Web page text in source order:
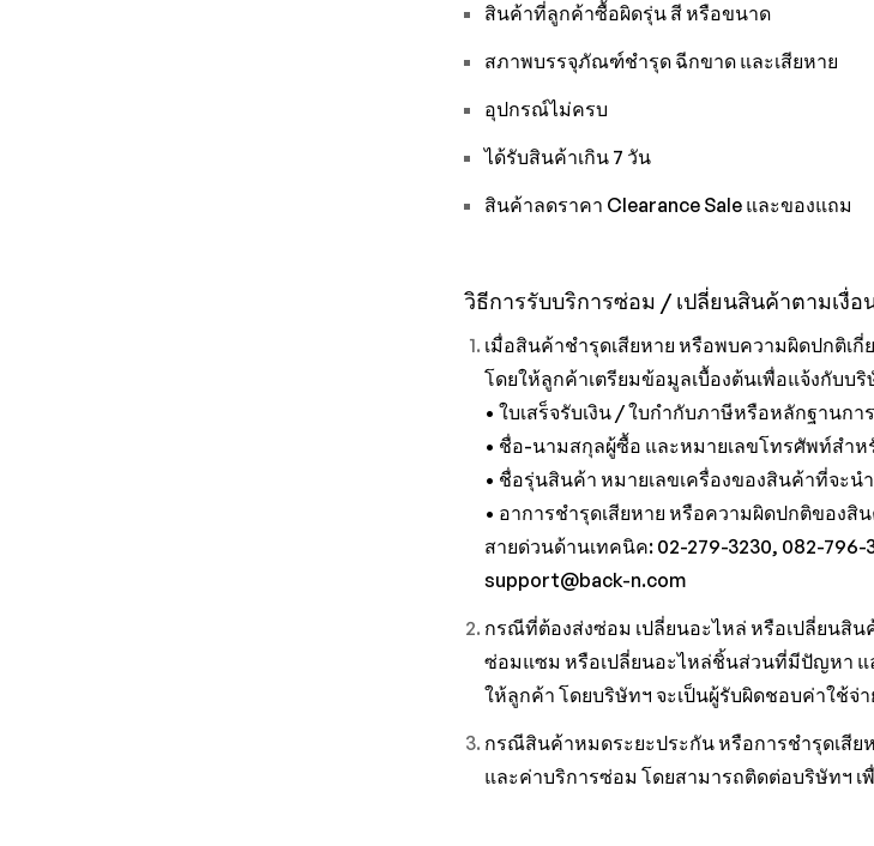
สินค้าที่ลูกค้าซื้อผิดรุ่น สี หรือขนาด
สภาพบรรจุภัณฑ์ชำรุด ฉีกขาด และเสียหาย
อุปกรณ์ไม่ครบ
ได้รับสินค้าเกิน 7 วัน
สินค้าลดราคา Clearance Sale และของแถม
วิธีการรับบริการซ่อม / เปลี่ยนสินค้าตามเงื่อ
เมื่อสินค้าชำรุดเสียหาย หรือพบความผิดปกติเ
โดยให้ลูกค้าเตรียมข้อมูลเบื้องต้นเพื่อแจ้งกับบ
• ใบเสร็จรับเงิน / ใบกำกับภาษีหรือหลักฐาน
• ชื่อ-นามสกุลผู้ซื้อ และหมายเลขโทรศัพท์สำ
• ชื่อรุ่นสินค้า หมายเลขเครื่องของสินค้าที่จะน
• อาการชำรุดเสียหาย หรือความผิดปกติของสิ
สายด่วนด้านเทคนิค: 02-279-3230, 082-796-
support@back-n.com
กรณีที่ต้องส่งซ่อม เปลี่ยนอะไหล่ หรือเปลี่ยนสิ
ซ่อมแซม หรือเปลี่ยนอะไหล่ชิ้นส่วนที่มีปัญหา
ให้ลูกค้า โดยบริษัทฯ จะเป็นผู้รับผิดชอบค่าใช้จ่
กรณีสินค้าหมดระยะประกัน หรือการชำรุดเสีย
และค่าบริการซ่อม โดยสามารถติดต่อบริษัทฯ เ